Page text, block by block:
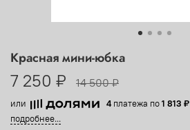
Красная мини-юбка
7 250 ₽ 14 500 ₽
или 4 платежа по1 813 ₽
подробнее...